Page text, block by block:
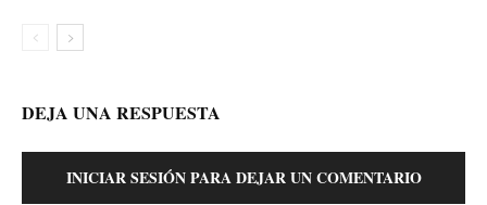
DEJA UNA RESPUESTA
INICIAR SESIÓN PARA DEJAR UN COMENTARIO